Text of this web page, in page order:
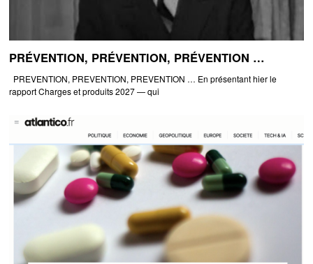
PRÉVENTION, PRÉVENTION, PRÉVENTION …
PREVENTION, PREVENTION, PREVENTION … En présentant hier le
rapport Charges et produits 2027 — qui